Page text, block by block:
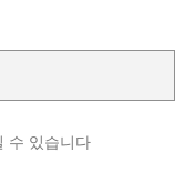
수 있습니다